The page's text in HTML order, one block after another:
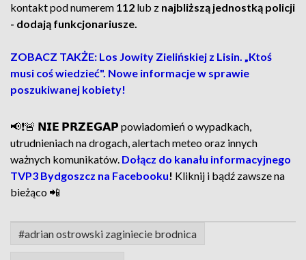
kontakt pod numerem 112 lub z najbliższą jednostką policji
- dodają funkcjonariusze.
ZOBACZ TAKŻE: Los Jowity Zielińskiej z Lisin. „Ktoś
musi coś wiedzieć". Nowe informacje w sprawie
poszukiwanej kobiety!
📢❗🚨 𝗡𝗜𝗘 𝗣𝗥𝗭𝗘𝗚𝗔𝗣 powiadomień o wypadkach,
utrudnieniach na drogach, alertach meteo oraz innych
ważnych komunikatów. Dołącz do kanału informacyjnego
TVP3 Bydgoszcz na Facebooku! Kliknij i bądź zawsze na
bieżąco 📲
#adrian ostrowski zaginiecie brodnica